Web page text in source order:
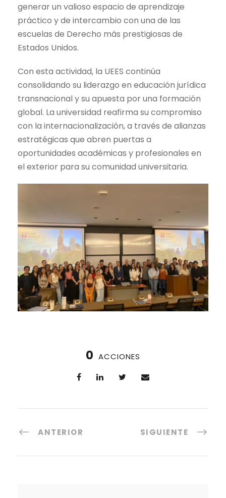
generar un valioso espacio de aprendizaje
práctico y de intercambio con una de las
escuelas de Derecho más prestigiosas de
Estados Unidos.
Con esta actividad, la UEES continúa
consolidando su liderazgo en educación jurídica
transnacional y su apuesta por una formación
global. La universidad reafirma su compromiso
con la internacionalización, a través de alianzas
estratégicas que abren puertas a
oportunidades académicas y profesionales en
el exterior para su comunidad universitaria.
0 ACCIONES
ANTERIOR SIGUIENTE